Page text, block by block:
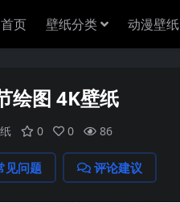
首页 壁纸分类 动漫壁纸
绘图 4K壁纸
0 0 86
见问题 评论建议